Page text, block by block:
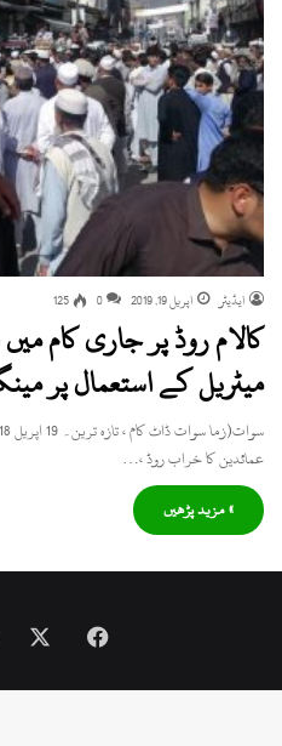
ایڈیٹر اپریل 19, 2019 0
125
کالام روڈ پر جاری کام
میٹریل کے استعمال پر
عمائدین کا خراب روڈ ،…
» مزید پڑھیں
Facebook